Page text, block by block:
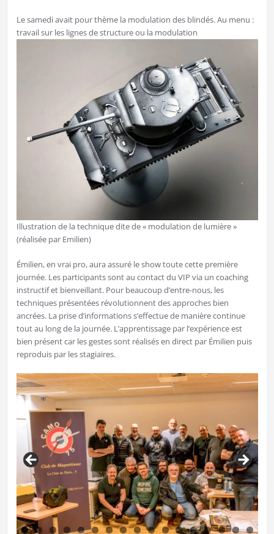
Le samedi avait pour thème la modulation des blindés. Au menu :
travail sur les lignes de structure ou la modulation
Illustration de la technique dite de « modulation de lumière »
(réalisée par Emilien)
Émilien, en vrai pro, aura assuré le show toute cette première
journée. Les participants sont au contact du VIP via un coaching
instructif et bienveillant. Pour beaucoup d’entre-nous, les
techniques présentées révolutionnent des approches bien
ancrées. La prise d’informations s’effectue de manière continue
tout au long de la journée. L’apprentissage par l’expérience est
bien présent car les gestes sont réalisés en direct par Émilien puis
reproduis par les stagiaires.